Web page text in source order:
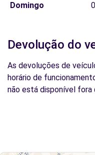
Domingo
Devolução do
As devoluções de
horário de
não está disponível fora